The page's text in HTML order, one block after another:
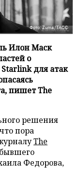
Фото: Zuma/ТАСС
Илон Маск
о
для атак
пишет The
решения
пора
The
Федорова,